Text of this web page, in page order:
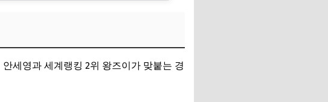
안세영과 세계랭킹 2위 왕즈이가 맞붙는 경